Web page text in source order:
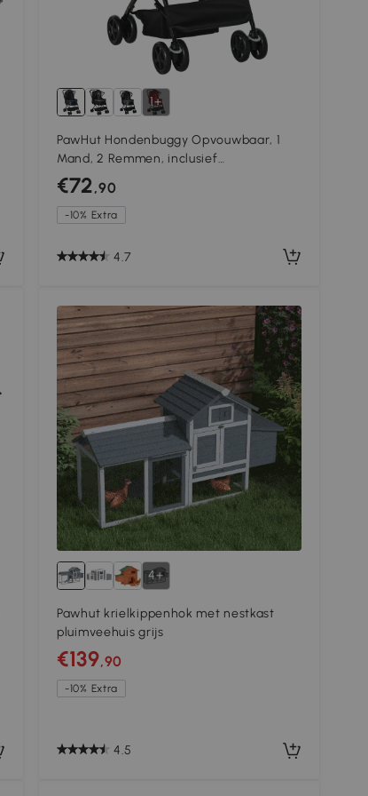
1+
PawHut Hondenbuggy Opvouwbaar, 1
Mand, 2 Remmen, inclusief
Veiligheidslijn, Blauw
€72,90
-10% Extra
4.7
4+
Pawhut krielkippenhok met nestkast
pluimveehuis grijs
€139,90
-10% Extra
4.5